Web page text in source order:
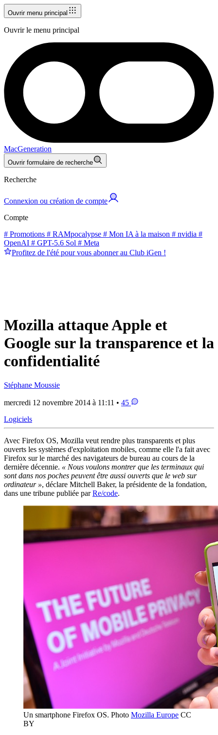
Ouvrir menu principal
Ouvrir le menu principal
MacGeneration
Ouvrir formulaire de recherche
Recherche
Connexion ou création de compte
Compte
# Promotions # RAMpocalypse # Mon IA à la maison # nvidia #
OpenAI # GPT-5.6 Sol # Meta
Profitez de l'été pour vous abonner au Club iGen !
Mozilla attaque Apple et
Google sur la transparence et la
confidentialité
Stéphane Moussie
mercredi 12 novembre 2014 à 11:11 • 45
Logiciels
Avec Firefox OS, Mozilla veut rendre plus transparents et plus
ouverts les systèmes d'exploitation mobiles, comme elle l'a fait avec
Firefox sur le marché des navigateurs de bureau au cours de la
dernière décennie. « Nous voulons montrer que les terminaux qui
sont dans nos poches peuvent être aussi ouverts que le web sur
ordinateur », déclare Mitchell Baker, la présidente de la fondation,
dans une tribune publiée parRe/code.
Un smartphone Firefox OS. Photo Mozilla Europe CC
BY